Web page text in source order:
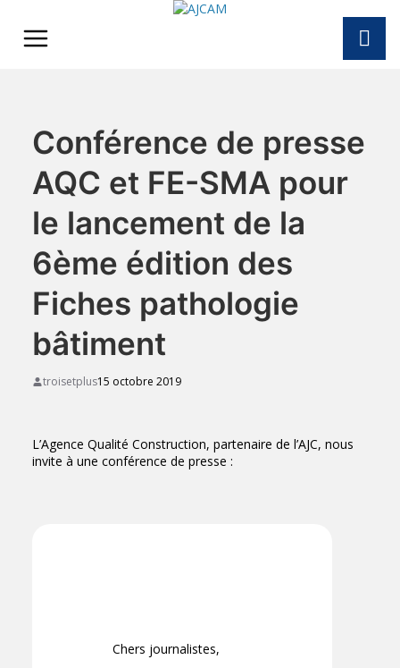
content
Conférence de presse
AQC et FE-SMA pour
le lancement de la
6ème édition des
Fiches pathologie
bâtiment
troisetplus15 octobre 2019
L’Agence Qualité Construction, partenaire de l’AJC, nous
invite à une conférence de presse :
Chers journalistes,